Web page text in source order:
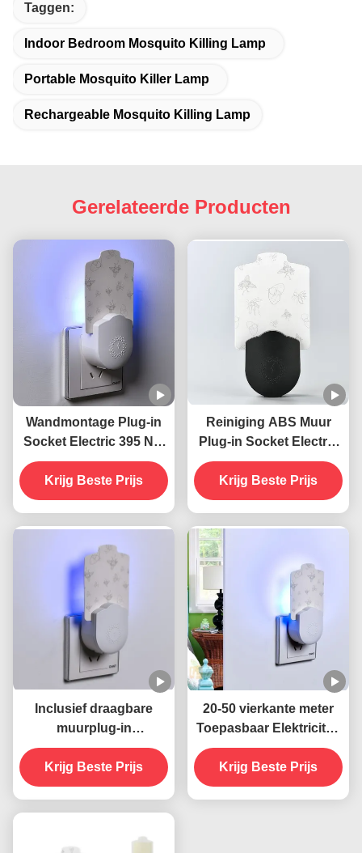
Taggen:
Indoor Bedroom Mosquito Killing Lamp
Portable Mosquito Killer Lamp
Rechargeable Mosquito Killing Lamp
Gerelateerde Producten
Wandmontage Plug-in
Socket Electric 395 NM
UV
muggenverdelgende
lamp vliegende
Krijg Beste Prijs
Reiniging ABS Muur
Plug-in Socket Electric
395 NM UV
muggenverdelgende
lamp Vliegende
Krijg Beste Prijs
Inclusief draagbare
muurplug-in
stopcontact elektrische
395 NM UV
muggenverdelgende
insectenbestrijding
Krijg Beste Prijs
20-50 vierkante meter
Toepasbaar Elektriciteit
Muur aansluiting Socket
UV muggenverdelger
Lamp Vaste staat Zeer
Krijg Beste Prijs